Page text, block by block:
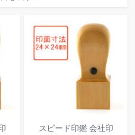
スピード印鑑 会社印